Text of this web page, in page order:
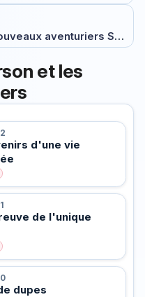
Flynn Carson et les nouveaux aventuriers S04E12 Souvenirs d'une vie passée
et les
d'une vie
de l'unique
dupes